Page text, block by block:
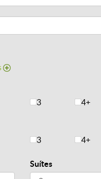
3 4+
3 4+
Suítes